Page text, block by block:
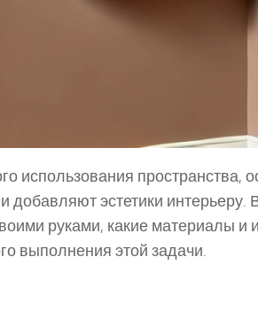
использования пространства,
эстетики интерьеру.
руками, какие материалы и
выполнения этой задачи.